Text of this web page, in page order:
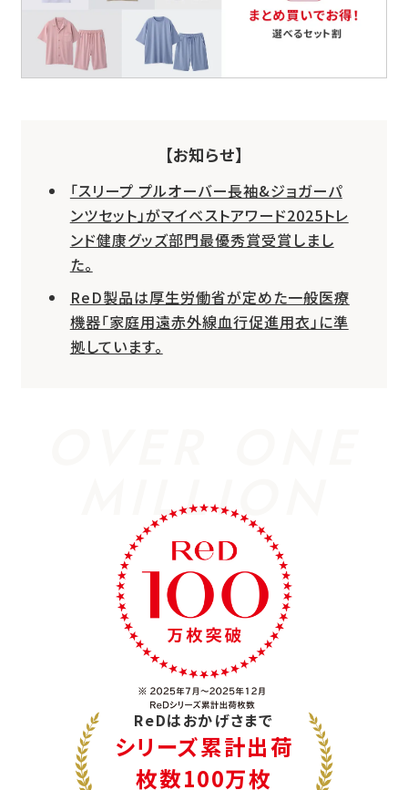
【お知らせ】
「スリープ プルオーバー長袖&ジョガーパ
ンツセット」がマイベストアワード2025トレ
ンド健康グッズ部門最優秀賞受賞しまし
た。
ReD製品は厚生労働省が定めた一般医療
機器「家庭用遠赤外線血行促進用衣」に準
拠しています。
MILLION
ReDはおかげさまで
シリーズ累計出荷
枚数100万枚